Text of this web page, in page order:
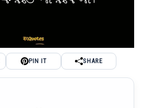
PIN IT SHARE